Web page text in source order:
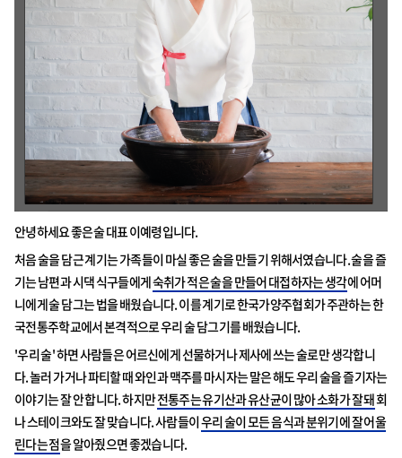
안녕하세요 좋은술 대표 이예령입니다.
처음 술을 담근 계기는 가족들이 마실 좋은 술을 만들기 위해서였습니다. 술을 즐
기는 남편과 시댁 식구들에게숙취가 적은 술을 만들어 대접하자는 생각에 어머
니에게 술 담그는 법을 배웠습니다. 이를 계기로 한국가양주협회가 주관하는 한
국전통주학교에서 본격적으로 우리 술 담그기를 배웠습니다.
'우리 술' 하면 사람들은 어르신에게 선물하거나 제사에 쓰는 술로만 생각합니
다. 놀러 가거나 파티할 때 와인과 맥주를 마시자는 말은 해도 우리 술을 즐기자는
이야기는 잘 안 합니다. 하지만전통주는 유기산과 유산균이 많아 소화가 잘 돼회
나 스테이크와도 잘 맞습니다. 사람들이우리 술이 모든 음식과 분위기에 잘 어울
린다는 점을 알아줬으면 좋겠습니다.